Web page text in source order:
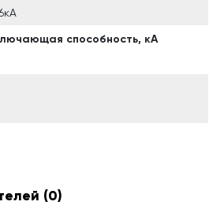
способность, кА
(0)